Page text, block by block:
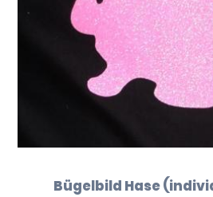
Bügelbild Hase